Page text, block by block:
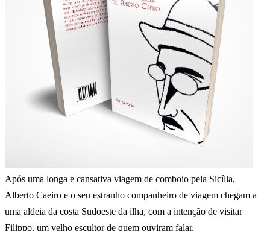
Após uma longa e cansativa viagem de comboio pela Sicília,
Alberto Caeiro e o seu estranho companheiro de viagem chegam a
uma aldeia da costa Sudoeste da ilha, com a intenção de visitar
Filippo, um velho escultor de quem ouviram falar.